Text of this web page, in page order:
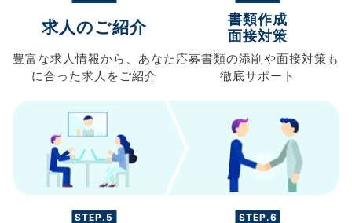
求人のご紹介
豊富な求人情報から、 あなた
に合った求人を ご紹介
書類作成
面接対策
応募書類の添削や面接対策も
徹底サポート
STEP.5 STEP.6